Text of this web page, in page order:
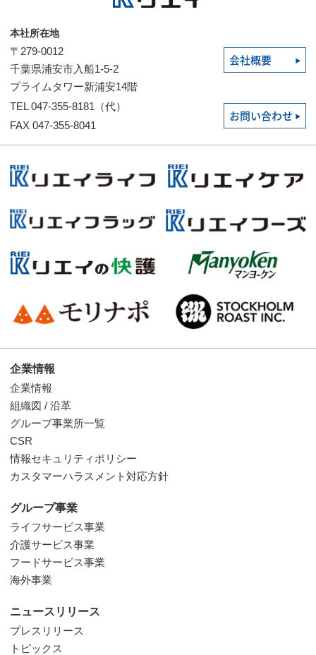
本社所在地
〒279-0012
千葉県浦安市入船1-5-2
プライムタワー新浦安14階
会社概要
TEL 047-355-8181（代）
FAX 047-355-8041
お問い合わせ
企業情報
企業情報
組織図 / 沿革
グループ事業所一覧
CSR
情報セキュリティポリシー
カスタマーハラスメント対応方針
グループ事業
ライフサービス事業
介護サービス事業
フードサービス事業
海外事業
ニュースリリース
プレスリリース
トピックス